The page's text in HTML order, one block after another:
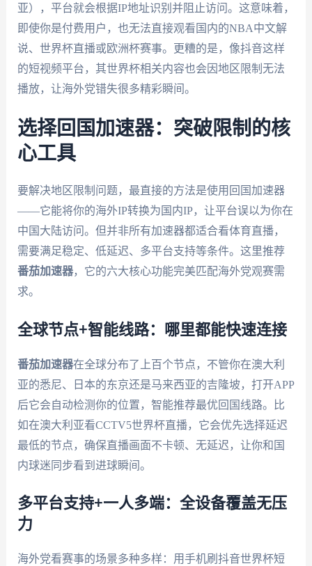
亚），平台就会根据IP地址识别并阻止访问。这意味着，
即使你是付费用户，也无法直接观看国内的NBA中文解
说、世界杯直播或欧洲杯赛事。更糟的是，像抖音这样
的短视频平台，其世界杯相关内容也会因地区限制无法
播放，让海外党错失很多精彩瞬间。
选择回国加速器：突破限制的核
心工具
要解决地区限制问题，最直接的方法是使用回国加速器
——它能将你的海外IP转换为国内IP，让平台误以为你在
中国大陆访问。但并非所有加速器都适合看体育直播，
需要满足稳定、低延迟、多平台支持等条件。这里推荐
番茄加速器，它的六大核心功能完美匹配海外党观赛需
求。
全球节点+智能线路：哪里都能快速连接
番茄加速器在全球分布了上百个节点，不管你在澳大利
亚的悉尼、日本的东京还是马来西亚的吉隆坡，打开APP
后它会自动检测你的位置，智能推荐最优回国线路。比
如在澳大利亚看CCTV5世界杯直播，它会优先选择延迟
最低的节点，确保直播画面不卡顿、无延迟，让你和国
内球迷同步看到进球瞬间。
多平台支持+一人多端：全设备覆盖无压
力
海外党看赛事的场景多种多样：用手机刷抖音世界杯短